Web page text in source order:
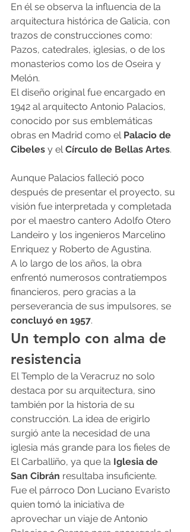
En él se observa la influencia de la
arquitectura histórica de Galicia, con
trazos de construcciones como:
Pazos, catedrales, iglesias, o de los
monasterios como los de Oseira y
Melón.
El diseño original fue encargado en
1942 al arquitecto Antonio Palacios,
conocido por sus emblemáticas
obras en Madrid como el Palacio de
Cibeles y el Círculo de Bellas Artes.
Aunque Palacios falleció poco
después de presentar el proyecto, su
visión fue interpretada y completada
por el maestro cantero Adolfo Otero
Landeiro y los ingenieros Marcelino
Enriquez y Roberto de Agustina.
A lo largo de los años, la obra
enfrentó numerosos contratiempos
financieros, pero gracias a la
perseverancia de sus impulsores, se
concluyó en 1957.
Un templo con alma de
resistencia
El Templo de la Veracruz no solo
destaca por su arquitectura, sino
también por la historia de su
construcción. La idea de erigirlo
surgió ante la necesidad de una
iglesia más grande para los fieles de
El Carballiño, ya que la Iglesia de
San Cibrán resultaba insuficiente.
Fue el párroco Don Luciano Evaristo
quien tomó la iniciativa de
aprovechar un viaje de Antonio